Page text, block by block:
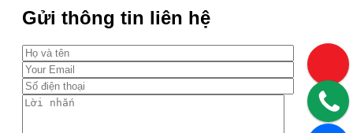
Gửi thông tin liên hệ